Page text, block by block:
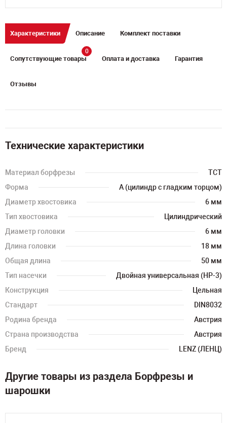
Характеристики Описание Комплект поставки
Сопутствующие товары
0
Оплата и доставка Гарантия
Отзывы
Технические характеристики
Материал борфрезы
TCT
Форма
A (цилиндр с гладким торцом)
Диаметр хвостовика
6 мм
Тип хвостовика
Цилиндрический
Диаметр головки
6 мм
Длина головки
18 мм
Общая длина
50 мм
Тип насечки
Двойная универсальная (HP-3)
Конструкция
Цельная
Стандарт
DIN8032
Родина бренда
Австрия
Страна производства
Австрия
Бренд
LENZ (ЛЕНЦ)
Другие товары из раздела Борфрезы и
шарошки